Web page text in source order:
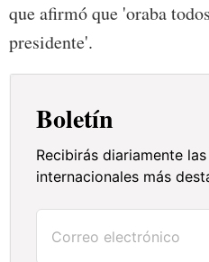
que afirmó que 'oraba
presidente'.
Boletín
Recibirás diariamente
internacionales más